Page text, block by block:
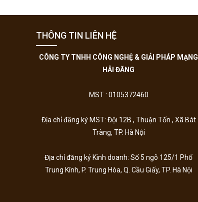
THÔNG TIN LIÊN HỆ
CÔNG TY TNHH CÔNG NGHỆ & GIẢI PHÁP MẠNG
HẢI ĐĂNG
MST : 0105372460
Địa chỉ đăng ký MST: Đội 12B , Thuận Tốn , Xã Bát
Tràng, TP. Hà Nội
Địa chỉ đăng ký Kinh doanh: Số 5 ngõ 125/1 Phố
Trung Kính, P. Trung Hòa, Q. Cầu Giấy, TP. Hà Nội